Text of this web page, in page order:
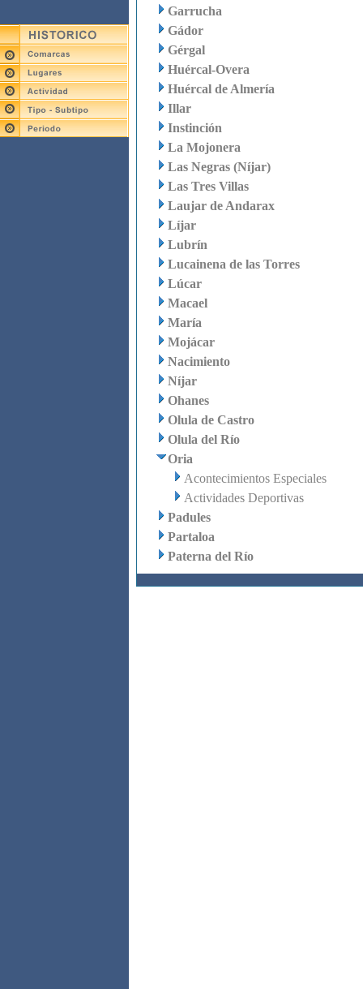
Garrucha
Gádor
Gérgal
Huércal-Overa
Huércal de Almería
Illar
Instinción
La Mojonera
Las Negras (Níjar)
Las Tres Villas
Laujar de Andarax
Líjar
Lubrín
Lucainena de las Torres
Lúcar
Macael
María
Mojácar
Nacimiento
Níjar
Ohanes
Olula de Castro
Olula del Río
Oria
Acontecimientos Especiales
Actividades Deportivas
Padules
Partaloa
Paterna del Río